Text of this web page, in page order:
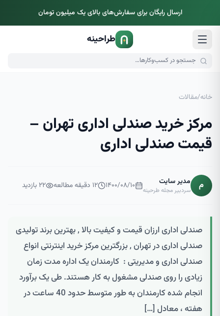
ارسال رایگان برای سفارش‌های بالای یک میلیون تومان
طراحینه
خانه/مقالات
مرکز خرید صندلی اداری تهران –
قیمت صندلی اداری
م مدیر سایت
سردبیر مجله طرحینه ۱۴۰۰/۰۸/۱۰ ۱۲ دقیقه مطالعه ۲۲بازدید
صندلی اداری ارزان قیمت و کیفیت بالا , بهترین برند تولیدی
صندلی اداری در تهران , بزرگترین مرکز خرید اینترنتی انواع
صندلی اداری و مدیریتی : کارمندان یک اداره مدت زمان
زیادی را روی صندلی مشغول به کار هستند. طی یک برآورد
انجام شده کارمندان به طور متوسط حدود 40 ساعت در
هفته ، معادل […]